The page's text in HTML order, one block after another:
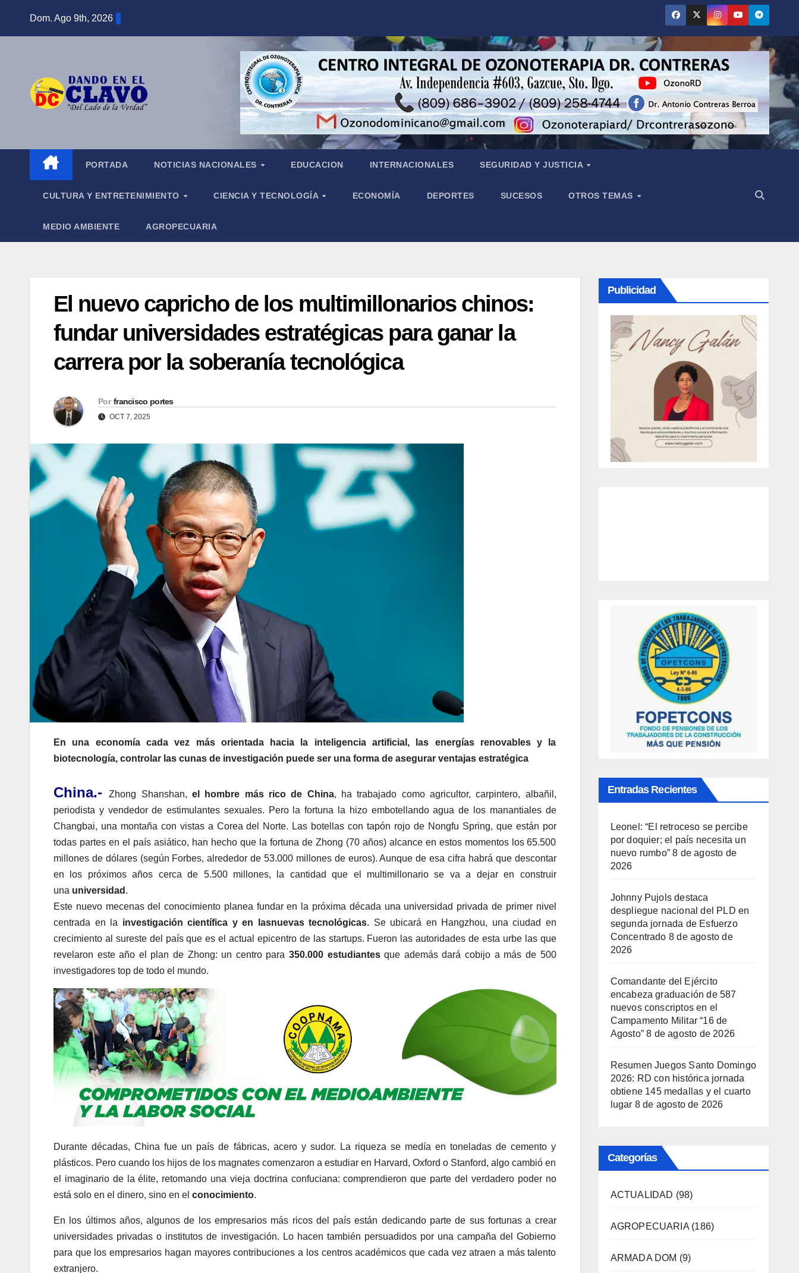
Dom. Ago 9th, 2026
PORTADA NOTICIAS NACIONALES EDUCACION INTERNACIONALES SEGURIDAD Y JUSTICIA
CULTURA Y ENTRETENIMIENTO CIENCIA Y TECNOLOGÍA ECONOMÍA DEPORTES SUCESOS OTROS TEMAS
MEDIO AMBIENTE AGROPECUARIA
El nuevo capricho de los multimillonarios chinos:
fundar universidades estratégicas para ganar la
carrera por la soberanía tecnológica
Por francisco portes
OCT 7, 2025
En una economía cada vez más orientada hacia la inteligencia artificial, las energías renovables y la
biotecnología, controlar las cunas de investigación puede ser una forma de asegurar ventajas estratégica
China.- Zhong Shanshan, el hombre más rico de China, ha trabajado como agricultor, carpintero, albañil,
periodista y vendedor de estimulantes sexuales. Pero la fortuna la hizo embotellando agua de los manantiales de
Changbai, una montaña con vistas a Corea del Norte. Las botellas con tapón rojo de Nongfu Spring, que están por
todas partes en el país asiático, han hecho que la fortuna de Zhong (70 años) alcance en estos momentos los 65.500
millones de dólares (según Forbes, alrededor de 53.000 millones de euros). Aunque de esa cifra habrá que descontar
en los próximos años cerca de 5.500 millones, la cantidad que el multimillonario se va a dejar en construir
una universidad .
Este nuevo mecenas del conocimiento planea fundar en la próxima década una universidad privada de primer nivel
centrada en la investigación científica y en lasnuevas tecnológicas. Se ubicará en Hangzhou, una ciudad en
crecimiento al sureste del país que es el actual epicentro de las startups. Fueron las autoridades de esta urbe las que
revelaron este año el plan de Zhong: un centro para350.000 estudiantesque además dará cobijo a más de 500
investigadores top de todo el mundo.
Durante décadas, China fue un país de fábricas, acero y sudor. La riqueza se medía en toneladas de cemento y
plásticos. Pero cuando los hijos de los magnates comenzaron a estudiar en Harvard, Oxford o Stanford, algo cambió en
el imaginario de la élite, retomando una vieja doctrina confuciana: comprendieron que parte del verdadero poder no
está solo en el dinero, sino en el conocimiento.
En los últimos años, algunos de los empresarios más ricos del país están dedicando parte de sus fortunas a crear
universidades privadas o institutos de investigación. Lo hacen también persuadidos por una campaña del Gobierno
para que los empresarios hagan mayores contribuciones a los centros académicos que cada vez atraen a más talento
extranjero.
Publicidad
Entradas Recientes
Leonel: “El retroceso se percibe
por doquier; el país necesita un
nuevo rumbo” 8 de agosto de
2026
Johnny Pujols destaca
despliegue nacional del PLD en
segunda jornada de Esfuerzo
Concentrado 8 de agosto de
2026
Comandante del Ejército
encabeza graduación de 587
nuevos conscriptos en el
Campamento Militar “16 de
Agosto” 8 de agosto de 2026
Resumen Juegos Santo Domingo
2026: RD con histórica jornada
obtiene 145 medallas y el cuarto
lugar 8 de agosto de 2026
Categorías
ACTUALIDAD (98)
AGROPECUARIA(186)
ARMADA DOM (9)